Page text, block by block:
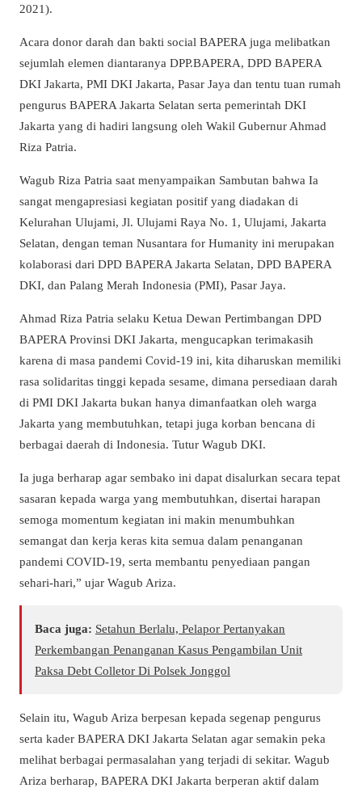
2021).
Acara donor darah dan bakti social BAPERA juga melibatkan
sejumlah elemen diantaranya DPP.BAPERA, DPD BAPERA
DKI Jakarta, PMI DKI Jakarta, Pasar Jaya dan tentu tuan rumah
pengurus BAPERA Jakarta Selatan serta pemerintah DKI
Jakarta yang di hadiri langsung oleh Wakil Gubernur Ahmad
Riza Patria.
Wagub Riza Patria saat menyampaikan Sambutan bahwa Ia
sangat mengapresiasi kegiatan positif yang diadakan di
Kelurahan Ulujami, Jl. Ulujami Raya No. 1, Ulujami, Jakarta
Selatan, dengan teman Nusantara for Humanity ini merupakan
kolaborasi dari DPD BAPERA Jakarta Selatan, DPD BAPERA
DKI, dan Palang Merah Indonesia (PMI), Pasar Jaya.
Ahmad Riza Patria selaku Ketua Dewan Pertimbangan DPD
BAPERA Provinsi DKI Jakarta, mengucapkan terimakasih
karena di masa pandemi Covid-19 ini, kita diharuskan memiliki
rasa solidaritas tinggi kepada sesame, dimana persediaan darah
di PMI DKI Jakarta bukan hanya dimanfaatkan oleh warga
Jakarta yang membutuhkan, tetapi juga korban bencana di
berbagai daerah di Indonesia. Tutur Wagub DKI.
Ia juga berharap agar sembako ini dapat disalurkan secara tepat
sasaran kepada warga yang membutuhkan, disertai harapan
semoga momentum kegiatan ini makin menumbuhkan
semangat dan kerja keras kita semua dalam penanganan
pandemi COVID-19, serta membantu penyediaan pangan
sehari-hari,” ujar Wagub Ariza.
Baca juga: Setahun Berlalu, Pelapor Pertanyakan
Perkembangan Penanganan Kasus Pengambilan Unit
Paksa Debt Colletor Di Polsek Jonggol
Selain itu, Wagub Ariza berpesan kepada segenap pengurus
serta kader BAPERA DKI Jakarta Selatan agar semakin peka
melihat berbagai permasalahan yang terjadi di sekitar. Wagub
Ariza berharap, BAPERA DKI Jakarta berperan aktif dalam